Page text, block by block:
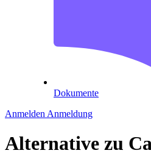
Dokumente
Anmelden Anmeldung
Alternative zu